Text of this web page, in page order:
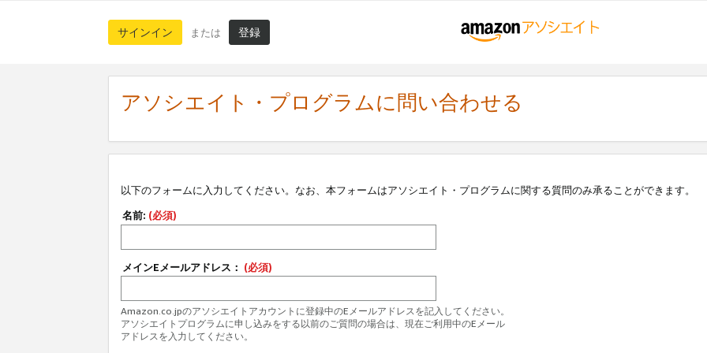
サインイン または 登録
アソシエイト・プログラムに問い合わせる
以下のフォームに入力してください。なお、本フォームはアソシエイト・プログラムに関する質問のみ承ることができます。
名前: (必須)
メインEメールアドレス： (必須)
Amazon.co.jpのアソシエイトアカウントに登録中のEメールアドレスを記入してください。
アソシエイトプログラムに申し込みをする以前のご質問の場合は、現在ご利用中のEメール
アドレスを入力してください。